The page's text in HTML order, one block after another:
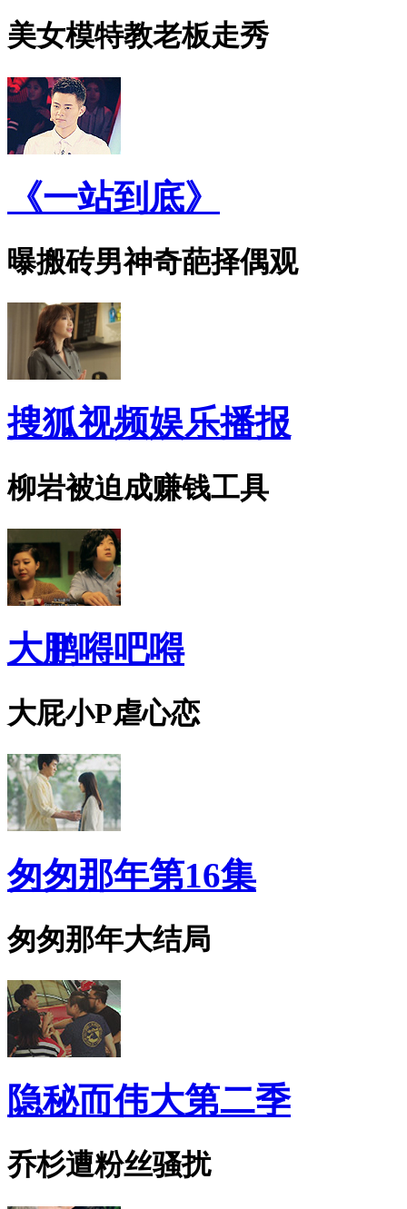
美女模特教老板走秀
《一站到底》
曝搬砖男神奇葩择偶观
搜狐视频娱乐播报
柳岩被迫成赚钱工具
大鹏嘚吧嘚
大屁小P虐心恋
匆匆那年第16集
匆匆那年大结局
隐秘而伟大第二季
乔杉遭粉丝骚扰